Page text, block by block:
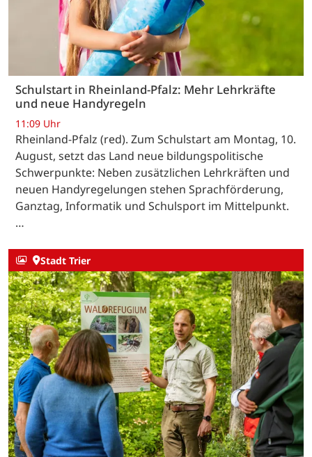
Schulstart in Rheinland-Pfalz: Mehr Lehrkräfte
und neue Handyregeln
11:09 Uhr
Rheinland-Pfalz (red). Zum Schulstart am Montag, 10.
August, setzt das Land neue bildungspolitische
Schwerpunkte: Neben zusätzlichen Lehrkräften und
neuen Handyregelungen stehen Sprachförderung,
Ganztag, Informatik und Schulsport im Mittelpunkt.
…
Stadt Trier